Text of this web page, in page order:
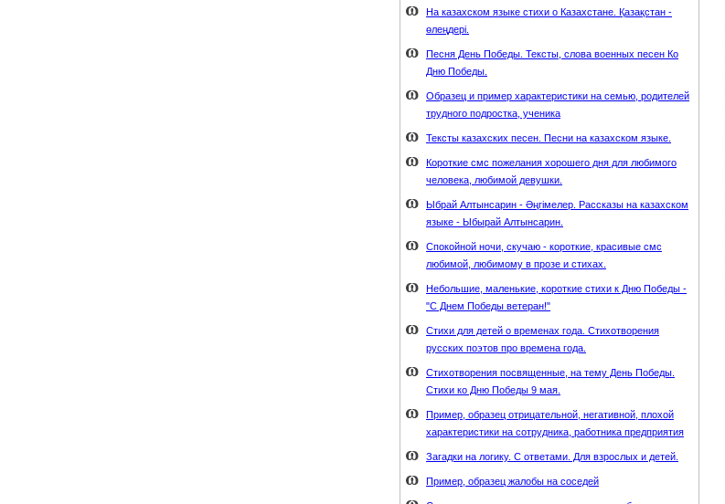
На казахском языке стихи о Казахстане. Қазақстан -
өлеңдері.
Песня День Победы. Тексты, слова военных песен Ко
Дню Победы.
Образец и пример характеристики на семью, родителей
трудного подростка, ученика
Тексты казахских песен. Песни на казахском языке.
Короткие смс пожелания хорошего дня для любимого
человека, любимой девушки.
Ыбрай Алтынсарин - Әңгімелер. Рассказы на казахском
языке - Ыбырай Алтынсарин.
Спокойной ночи, скучаю - короткие, красивые смс
любимой, любимому в прозе и стихах.
Небольшие, маленькие, короткие стихи к Дню Победы -
"С Днем Победы ветеран!"
Стихи для детей о временах года. Стихотворения
русских поэтов про времена года.
Стихотворения посвященные, на тему День Победы.
Стихи ко Дню Победы 9 мая.
Пример, образец отрицательной, негативной, плохой
характеристики на сотрудника, работника предприятия
Загадки на логику. С ответами. Для взрослых и детей.
Пример, образец жалобы на соседей